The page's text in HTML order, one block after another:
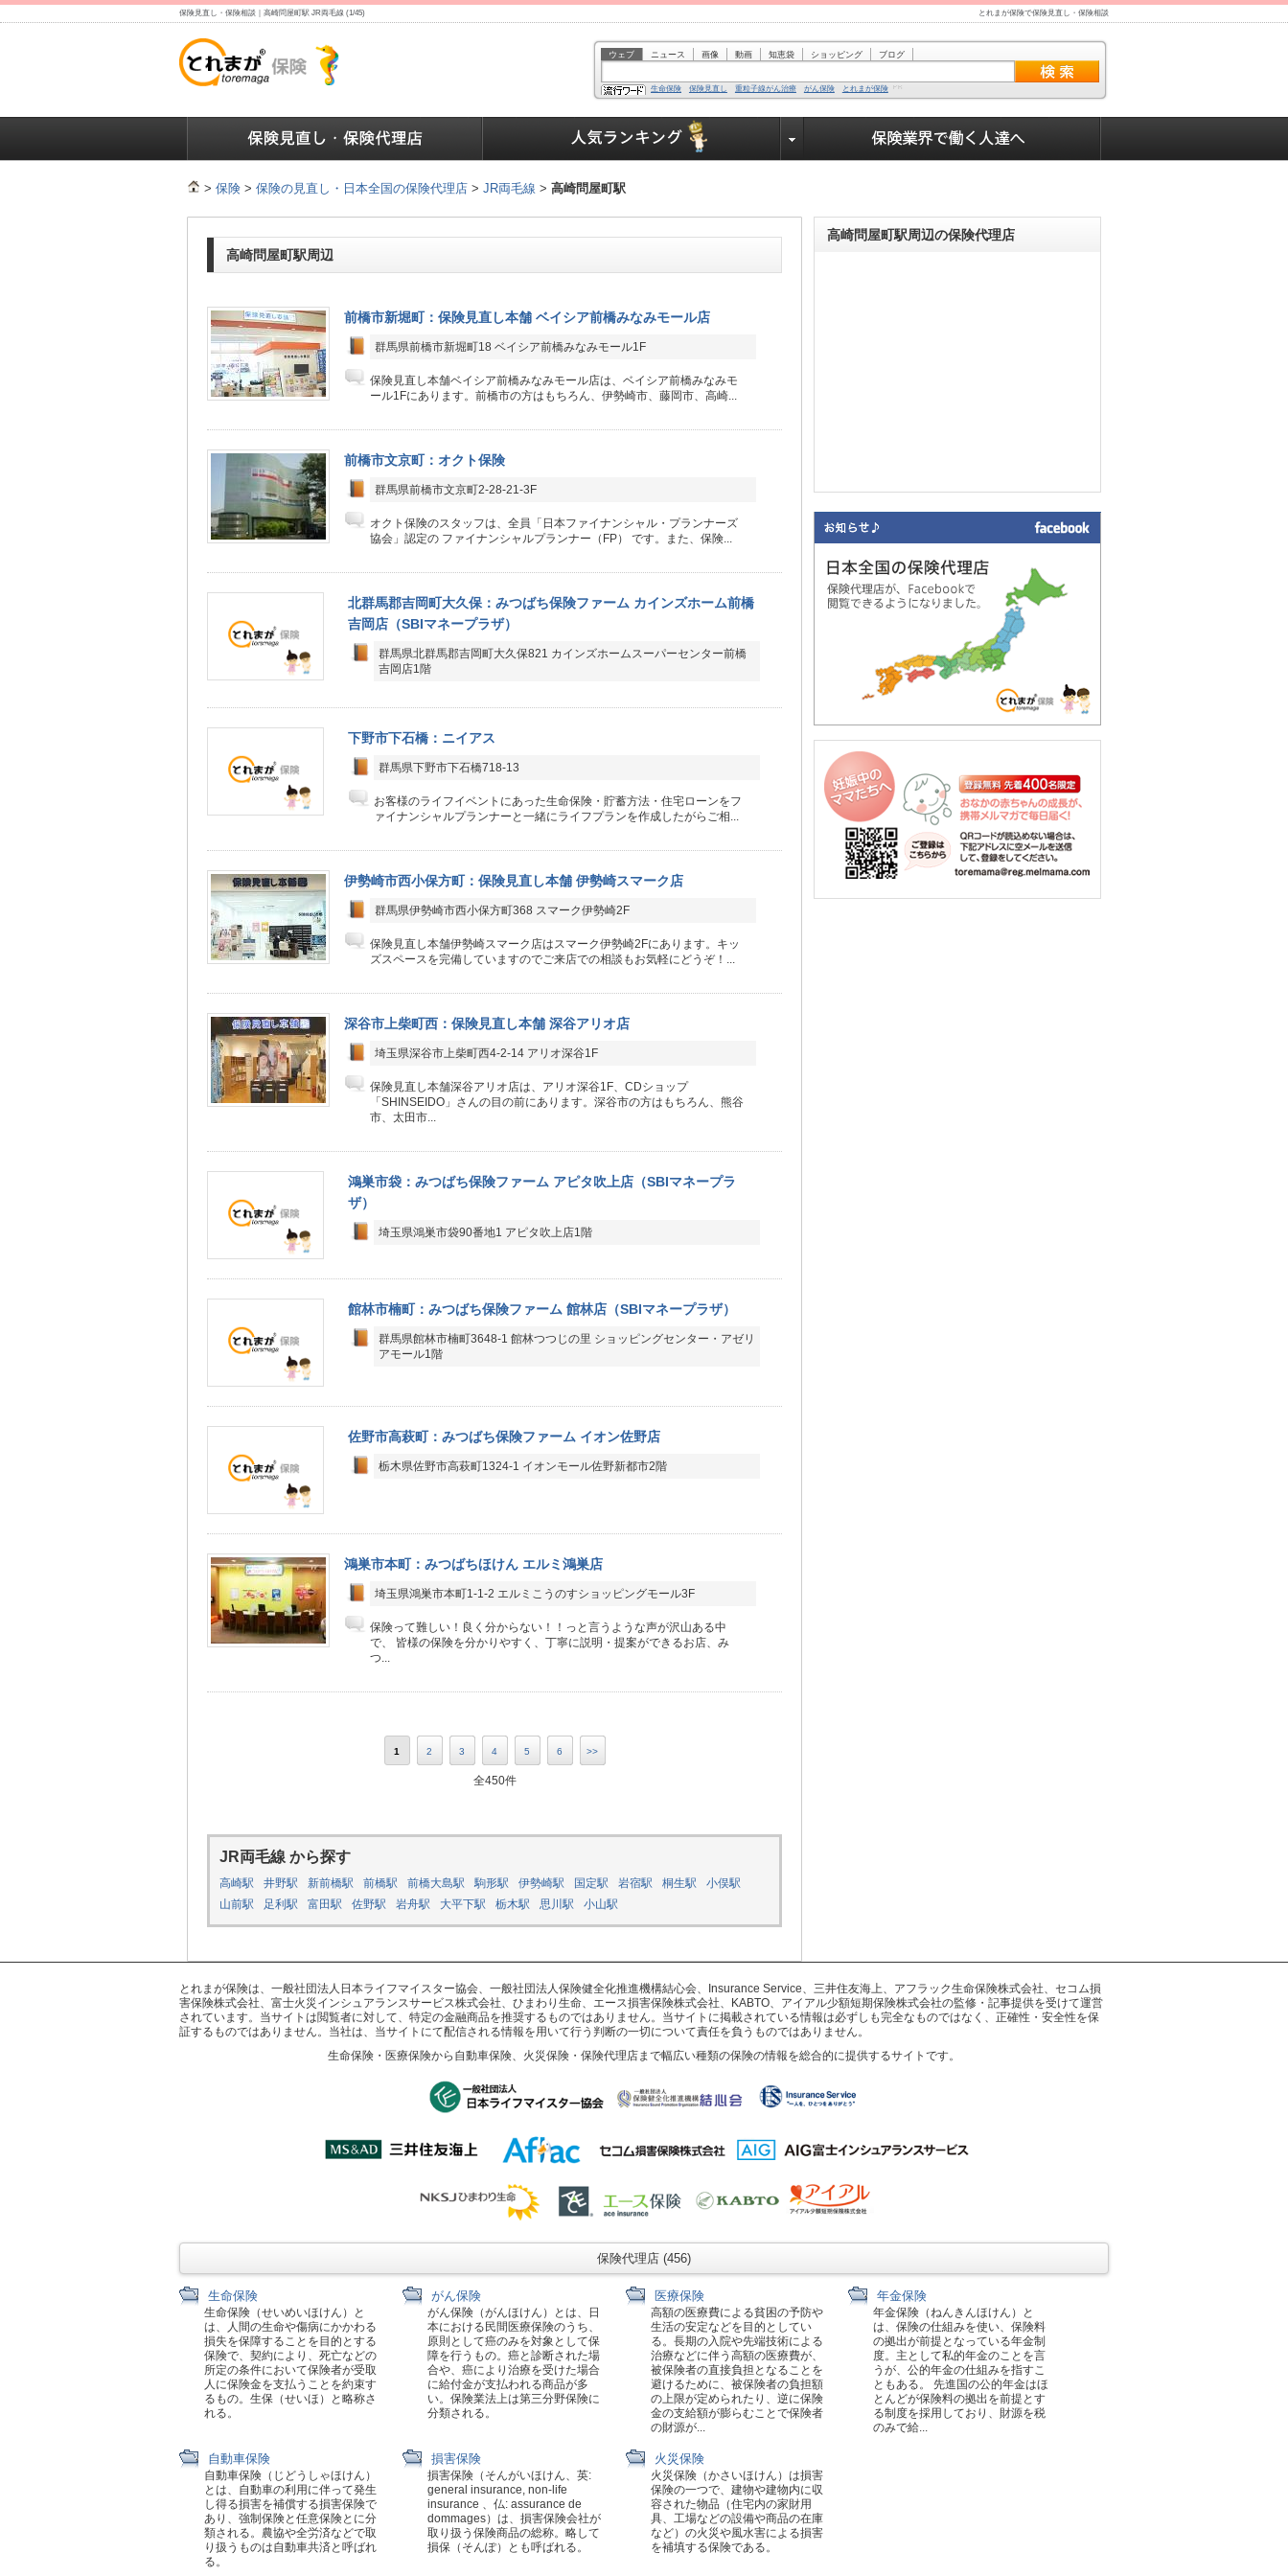
保険見直し・保険相談｜高崎問屋町駅 JR両毛線 (1/45) とれまが保険で保険見直し・保険相談
ウェブ ニュース 画像 動画 知恵袋 ショッピング ブログ
生命保険 保険見直し 重粒子線がん治療 がん保険 とれまが保険
> 保険 > 保険の見直し・日本全国の保険代理店 > JR両毛線 > 高崎問屋町駅
高崎問屋町駅周辺
前橋市新堀町：保険見直し本舗 ベイシア前橋みなみモール店
群馬県前橋市新堀町18 ベイシア前橋みなみモール1F
保険見直し本舗ベイシア前橋みなみモール店は、ベイシア前橋みなみモ
ール1Fにあります。前橋市の方はもちろん、伊勢崎市、藤岡市、高崎...
前橋市文京町：オクト保険
群馬県前橋市文京町2-28-21-3F
オクト保険のスタッフは、全員「日本ファイナンシャル・プランナーズ
協会」認定の ファイナンシャルプランナー（FP） です。また、保険...
北群馬郡吉岡町大久保：みつばち保険ファーム カインズホーム前橋
吉岡店（SBIマネープラザ）
群馬県北群馬郡吉岡町大久保821 カインズホームスーパーセンター前橋
吉岡店1階
下野市下石橋：ニイアス
群馬県下野市下石橋718-13
お客様のライフイベントにあった生命保険・貯蓄方法・住宅ローンをフ
ァイナンシャルプランナーと一緒にライフプランを作成したがらご相...
伊勢崎市西小保方町：保険見直し本舗 伊勢崎スマーク店
群馬県伊勢崎市西小保方町368 スマーク伊勢崎2F
保険見直し本舗伊勢崎スマーク店はスマーク伊勢崎2Fにあります。キッ
ズスペースを完備していますのでご来店での相談もお気軽にどうぞ！...
深谷市上柴町西：保険見直し本舗 深谷アリオ店
埼玉県深谷市上柴町西4-2-14 アリオ深谷1F
保険見直し本舗深谷アリオ店は、アリオ深谷1F、CDショップ
「SHINSEIDO」さんの目の前にあります。深谷市の方はもちろん、熊谷
市、太田市...
鴻巣市袋：みつばち保険ファーム アピタ吹上店（SBIマネープラ
ザ）
埼玉県鴻巣市袋90番地1 アピタ吹上店1階
館林市楠町：みつばち保険ファーム 館林店（SBIマネープラザ）
群馬県館林市楠町3648-1 館林つつじの里 ショッピングセンター・アゼリ
アモール1階
佐野市高萩町：みつばち保険ファーム イオン佐野店
栃木県佐野市高萩町1324-1 イオンモール佐野新都市2階
鴻巣市本町：みつばちほけん エルミ鴻巣店
埼玉県鴻巣市本町1-1-2 エルミこうのすショッピングモール3F
保険って難しい！良く分からない！！っと言うような声が沢山ある中
で、 皆様の保険を分かりやすく、丁寧に説明・提案ができるお店、み
つ...
1 2 3 4 5 6 >>
全450件
JR両毛線 から探す
高崎駅 井野駅 新前橋駅 前橋駅 前橋大島駅 駒形駅 伊勢崎駅 国定駅 岩宿駅 桐生駅
小俣駅
山前駅
足利駅 富田駅 佐野駅 岩舟駅 大平下駅 栃木駅 思川駅 小山駅
高崎問屋町駅周辺の保険代理店
とれまが保険は、一般社団法人日本ライフマイスター協会、一般社団法人保険健全化推進機構結心会、Insurance Service、三井住友海上、アフラック生命保険株式会社、セコム損
害保険株式会社、富士火災インシュアランスサービス株式会社、ひまわり生命、エース損害保険株式会社、KABTO、アイアル少額短期保険株式会社の監修・記事提供を受けて運営
されています。当サイトは閲覧者に対して、特定の金融商品を推奨するものではありません。当サイトに掲載されている情報は必ずしも完全なものではなく、正確性・安全性を保
証するものではありません。当社は、当サイトにて配信される情報を用いて行う判断の一切について責任を負うものではありません。
生命保険・医療保険から自動車保険、火災保険・保険代理店まで幅広い種類の保険の情報を総合的に提供するサイトです。
保険代理店 (456)
生命保険
生命保険（せいめいほけん）と
は、人間の生命や傷病にかかわる
損失を保障することを目的とする
保険で、契約により、死亡などの
所定の条件において保険者が受取
人に保険金を支払うことを約束す
るもの。生保（せいほ）と略称さ
れる。
がん保険
がん保険（がんほけん）とは、日
本における民間医療保険のうち、
原則として癌のみを対象として保
障を行うもの。癌と診断された場
合や、癌により治療を受けた場合
に給付金が支払われる商品が多
い。保険業法上は第三分野保険に
分類される。
医療保険
高額の医療費による貧困の予防や
生活の安定などを目的としてい
る。長期の入院や先端技術による
治療などに伴う高額の医療費が、
被保険者の直接負担となることを
避けるために、被保険者の負担額
の上限が定められたり、逆に保険
金の支給額が膨らむことで保険者
の財源が...
年金保険
年金保険（ねんきんほけん）と
は、保険の仕組みを使い、保険料
の拠出が前提となっている年金制
度。主として私的年金のことを言
うが、公的年金の仕組みを指すこ
ともある。 先進国の公的年金はほ
とんどが保険料の拠出を前提とす
る制度を採用しており、財源を税
のみで給...
自動車保険
自動車保険（じどうしゃほけん）
とは、自動車の利用に伴って発生
し得る損害を補償する損害保険で
あり、強制保険と任意保険とに分
類される。農協や全労済などで取
り扱うものは自動車共済と呼ばれ
る。
損害保険
損害保険（そんがいほけん、英:
general insurance, non-life
insurance 、仏: assurance de
dommages）は、損害保険会社が
取り扱う保険商品の総称。略して
損保（そんぽ）とも呼ばれる。
火災保険
火災保険（かさいほけん）は損害
保険の一つで、建物や建物内に収
容された物品（住宅内の家財用
具、工場などの設備や商品の在庫
など）の火災や風水害による損害
を補填する保険である。